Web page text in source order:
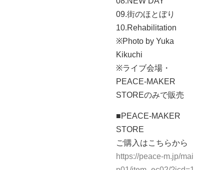
09.街のほとぼり
10.Rehabilitation
※Photo by Yuka
Kikuchi
※ライブ会場・
PEACE-MAKER
STOREのみで販売
■PEACE-MAKER
STORE
ご購入はこちらから
https://peace-m.jp/mai